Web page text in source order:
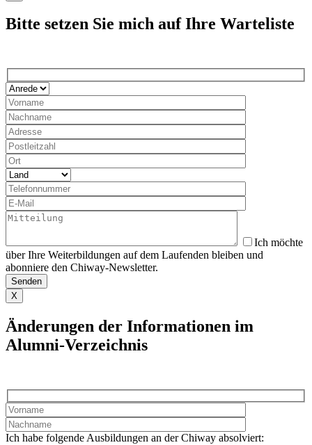
Bitte setzen Sie mich auf Ihre Warteliste
Ich möchte
über Ihre Weiterbildungen auf dem Laufenden bleiben und
abonniere den Chiway-Newsletter.
X
Änderungen der Informationen im
Alumni-Verzeichnis
Ich habe folgende Ausbildungen an der Chiway absolviert: